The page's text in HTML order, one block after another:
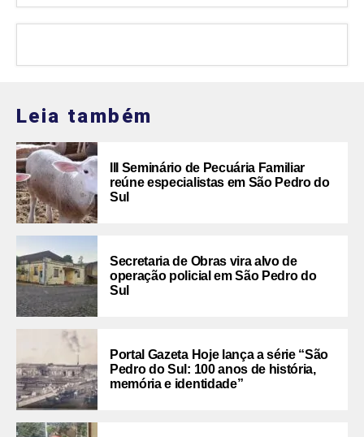
Leia também
III Seminário de Pecuária Familiar
reúne especialistas em São Pedro do
Sul
Secretaria de Obras vira alvo de
operação policial em São Pedro do
Sul
Portal Gazeta Hoje lança a série “São
Pedro do Sul: 100 anos de história,
memória e identidade”